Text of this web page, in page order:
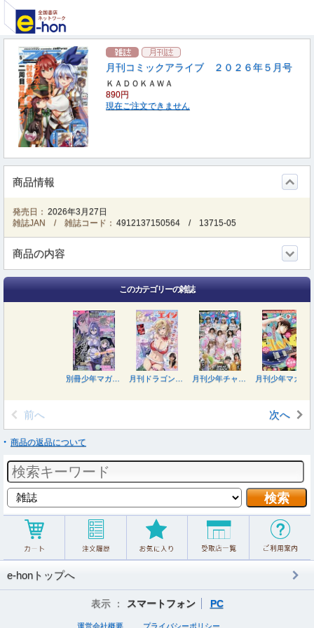
月刊コミックアライブ ２０２６年５月号
ＫＡＤＯＫＡＷＡ
890円
現在ご注文できません
商品情報
発売日： 2026年3月27日
雑誌JAN / 雑誌コード： 4912137150564 / 13715-05
商品の内容
このカテゴリーの雑誌
別冊少年マガジン ２０２６年９月号
前へ 次へ
商品の返品について
e-honトップへ
表示 ： スマートフォン PC
運営会社概要 プライバシーポリシー